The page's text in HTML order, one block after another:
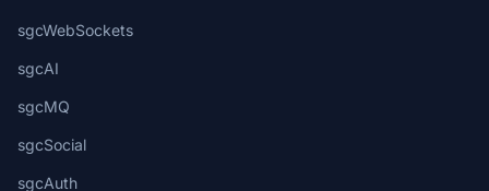
sgcWebSockets
sgcAI
sgcMQ
sgcSocial
sgcAuth